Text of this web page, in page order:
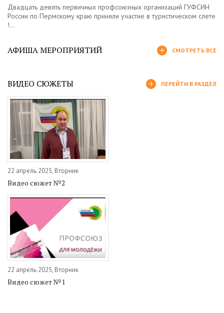
Двадцать девять первичных профсоюзных организаций ГУФСИН
России по Пермскому краю приняли участие в туристическом слете
!...
АФИША МЕРОПРИЯТИЙ СМОТРЕТЬ ВСЕ
ВИДЕО СЮЖЕТЫ ПЕРЕЙТИ В РАЗДЕЛ
22 апрель 2025, Вторник
Видео сюжет №2
22 апрель 2025, Вторник
Видео сюжет №1